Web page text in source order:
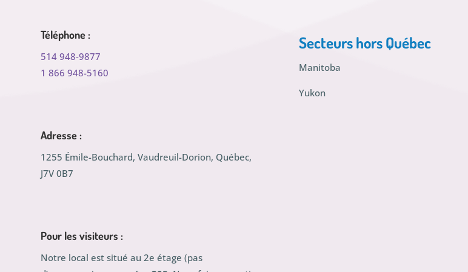
Téléphone :
514 948-9877
1 866 948-5160
Adresse :
1255 Émile-Bouchard, Vaudreuil-Dorion, Québec,
J7V 0B7
Pour les visiteurs :
Notre local est situé au 2e étage (pas
Secteurs hors Québec
Manitoba
Yukon